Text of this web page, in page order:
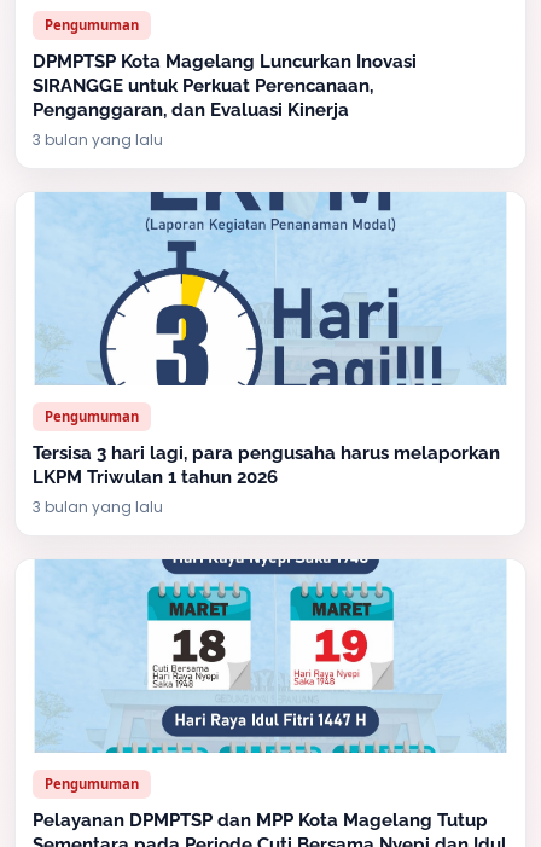
Pengumuman
DPMPTSP Kota Magelang Luncurkan Inovasi
SIRANGGE untuk Perkuat Perencanaan,
Penganggaran, dan Evaluasi Kinerja
3 bulan yang lalu
Pengumuman
Tersisa 3 hari lagi, para pengusaha harus melaporkan
LKPM Triwulan 1 tahun 2026
3 bulan yang lalu
Pengumuman
Pelayanan DPMPTSP dan MPP Kota Magelang Tutup